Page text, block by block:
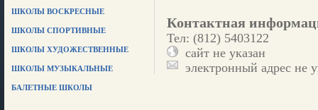
ШКОЛЫ ВОСКРЕСНЫЕ
ШКОЛЫ СПОРТИВНЫЕ
ШКОЛЫ ХУДОЖЕСТВЕННЫЕ
ШКОЛЫ МУЗЫКАЛЬНЫЕ
БАЛЕТНЫЕ ШКОЛЫ
Контактная
Тел: (812) 5403122
сайт не указан
электронный адрес не